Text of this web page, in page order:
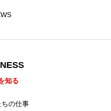
知る
の仕事